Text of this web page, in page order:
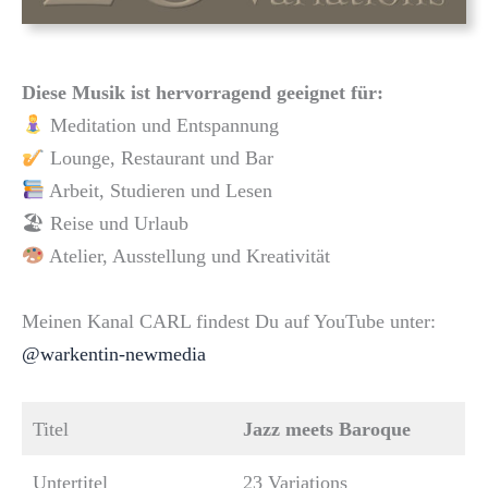
Diese Musik ist hervorragend geeignet für:
Meditation und Entspannung
Lounge, Restaurant und Bar
Arbeit, Studieren und Lesen
🏖 Reise und Urlaub
Atelier, Ausstellung und Kreativität
Meinen Kanal CARL findest Du auf YouTube unter:
@warkentin-newmedia
Titel Jazz meets Baroque
Untertitel 23 Variations